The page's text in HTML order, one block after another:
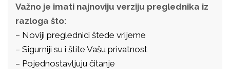
Važno je imati najnoviju verziju preglednika iz
razloga što:
– Noviji preglednici štede vrijeme
– Sigurniji su i štite Vašu privatnost
– Pojednostavljuju čitanje